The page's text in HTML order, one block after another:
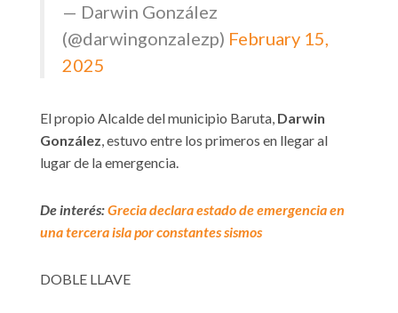
— Darwin González
(@darwingonzalezp) February 15,
2025
El propio Alcalde del municipio Baruta, Darwin
González, estuvo entre los primeros en llegar al
lugar de la emergencia.
De interés:Grecia declara estado de emergencia en
una tercera isla por constantes sismos
DOBLE LLAVE